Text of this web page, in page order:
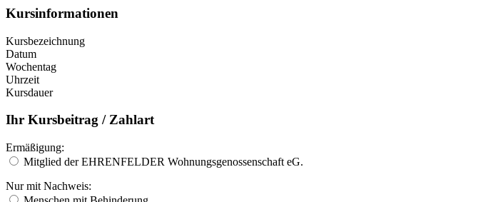
Kursinformationen
Kursbezeichnung
Datum
Wochentag
Uhrzeit
Kursdauer
Ihr Kursbeitrag / Zahlart
Ermäßigung:
Mitglied der EHRENFELDER Wohnungsgenossenschaft eG.
Nur mit Nachweis: